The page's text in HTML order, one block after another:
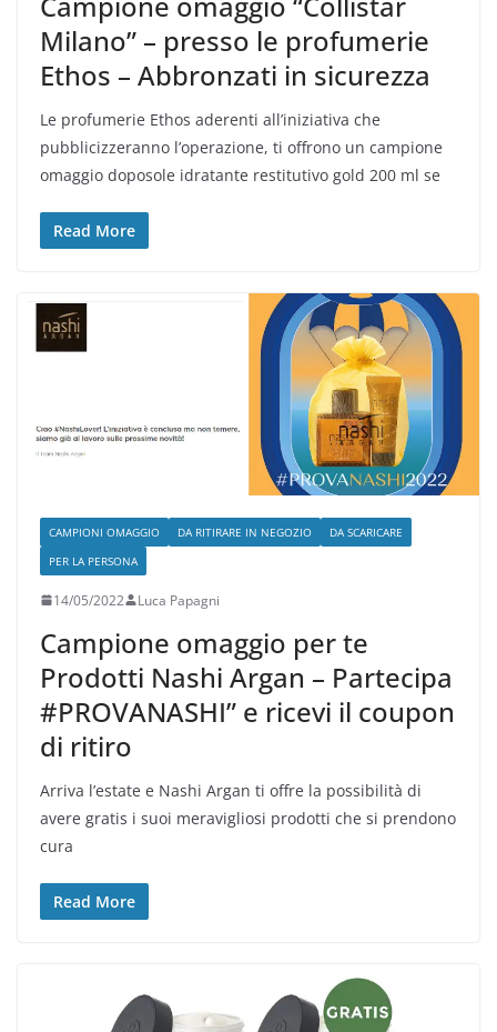
Milano” – presso le profumerie
Ethos – Abbronzati in sicurezza
Le profumerie Ethos aderenti all’iniziativa che
pubblicizzeranno l’operazione, ti offrono un campione
omaggio doposole idratante restitutivo gold 200 ml se
Read More
CAMPIONI OMAGGIO DA RITIRARE IN NEGOZIO
DA SCARICARE
PER LA PERSONA
14/05/2022 Luca Papagni
Campione omaggio per te
Prodotti Nashi Argan – Partecipa
#PROVANASHI” e ricevi il coupon
di ritiro
Arriva l’estate e Nashi Argan ti offre la possibilità di
avere gratis i suoi meravigliosi prodotti che si prendono
cura
Read More